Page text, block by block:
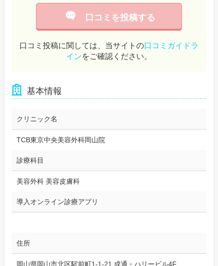
口コミを投稿する
口コミ投稿に関しては、当サイトの口コミガイドラ
インをご確認ください。
基本情報
クリニック名
TCB東京中央美容外科岡山院
診療科目
美容外科 美容皮膚科
導入オンライン診療アプリ
住所
岡山県岡山市北区駅前町1-1-21 成通・ハリービル4F